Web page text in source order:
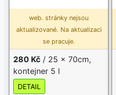
web. stránky nejsou
aktualizované. Na aktualizaci
se pracuje.
280 Kč / 25 x 70cm,
kontejner 5 l
DETAIL